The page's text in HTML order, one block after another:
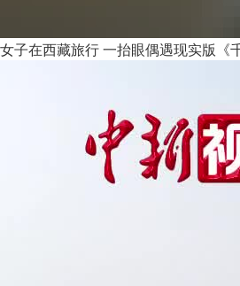
女子在西藏旅行 一抬眼偶遇现实版《